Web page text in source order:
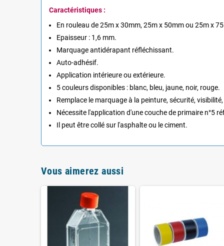
Caractéristiques :
En rouleau de 25m x 30mm, 25m x 50mm ou 25m x
Epaisseur : 1,6 mm.
Marquage antidérapant réfléchissant.
Auto-adhésif.
Application intérieure ou extérieure.
5 couleurs disponibles : blanc, bleu, jaune, noir, rouge.
Remplace le marquage à la peinture, sécurité,
Nécessite l'application d'une couche de primaire n°5
Il peut être collé sur l'asphalte ou le ciment.
Vous aimerez aussi